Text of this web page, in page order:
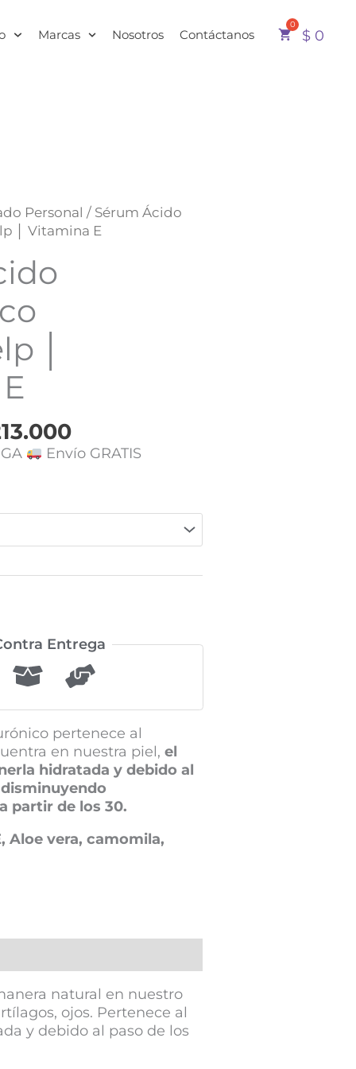
Marcas Nosotros Contáctanos $ 0
Personal / Sérum Ácido
│ Vitamina E
│
Rango
de
Envío GRATIS
Entrega
pertenece al
en nuestra piel,el
hidratada y debido al
partir de los 30.
Aloe vera, camomila,
natural en nuestro
ojos. Pertenece al
y debido al paso de los